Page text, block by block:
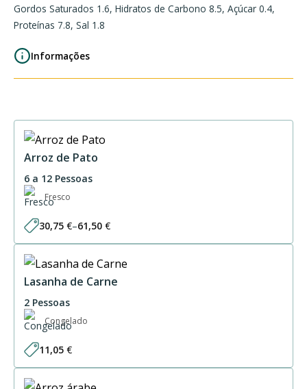
Gordos Saturados 1.6, Hidratos de Carbono 8.5, Açúcar 0.4,
Proteínas 7.8, Sal 1.8
Informações
Arroz de Pato
6 a 12 Pessoas
Fresco
30,75 €–61,50 €
Price
range:
through
61,50 €
Lasanha de Carne
2 Pessoas
Congelado
11,05 €